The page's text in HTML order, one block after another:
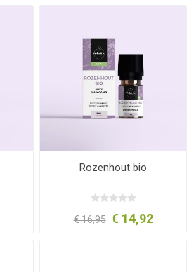
Rozenhout bio
€ 16,95 € 14,92